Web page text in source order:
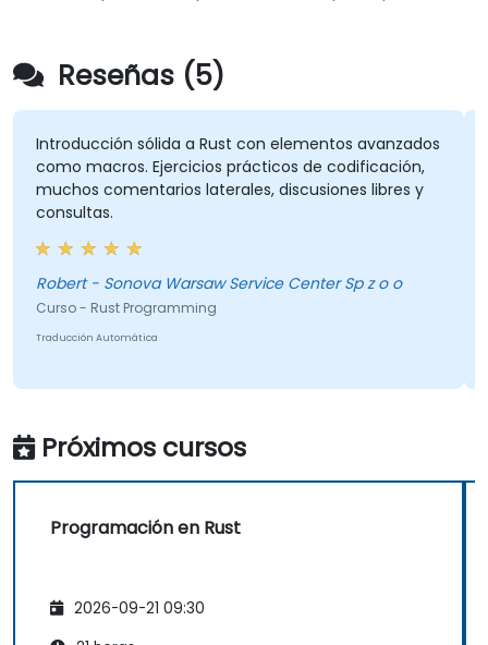
Reseñas (5)
Introducción sólida a Rust con elementos avanzados
como macros. Ejercicios prácticos de codificación,
muchos comentarios laterales, discusiones libres y
consultas.
Robert - Sonova Warsaw Service Center Sp z o o
Curso - Rust Programming
Traducción Automática
Próximos cursos
Programación en Rust
2026-09-21 09:30